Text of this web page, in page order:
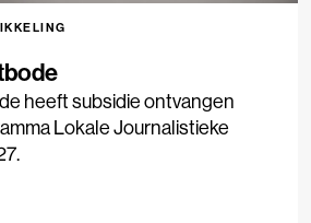
heeft subsidie ontvangen
Lokale Journalistieke